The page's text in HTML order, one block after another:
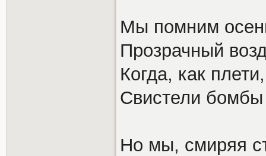
Мы помним
Прозрачный
Когда, как
Свистели
Но мы, смиряя